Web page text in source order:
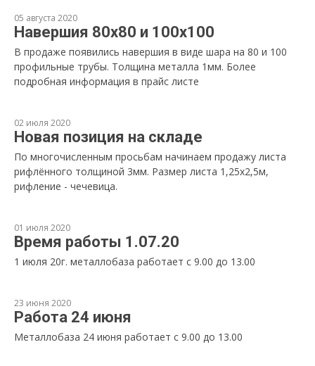
05 августа 2020
Навершия 80х80 и 100х100
В продаже появились навершия в виде шара на 80 и 100
профильные трубы. Толщина металла 1мм. Более
подробная информация в прайс листе
02 июля 2020
Новая позиция на складе
По многочисленным просьбам начинаем продажу листа
рифлённого толщиной 3мм. Размер листа 1,25х2,5м,
рифление - чечевица.
01 июля 2020
Время работы 1.07.20
1 июля 20г. металлобаза работает с 9.00 до 13.00
23 июня 2020
Работа 24 июня
Металлобаза 24 июня работает с 9.00 до 13.00